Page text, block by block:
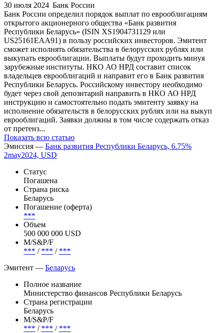
30 июля 2024 Банк России
Банк России определил порядок выплат по еврооблигациям
открытого акционерного общества «Банк развития
Республики Беларусь» (ISIN XS1904731129 или
US25161EАА91) в пользу российских инвесторов. Эмитент
сможет исполнять обязательства в белорусских рублях или
выкупать еврооблигации. Выплаты будут проходить минуя
зарубежные институты. НКО АО НРД составит список
владельцев еврооблигаций и направит его в Банк развития
Республики Беларусь. Российскому инвестору необходимо
будет через свой депозитарий направить в НКО АО НРД
инструкцию и самостоятельно подать эмитенту заявку на
исполнение обязательств в белорусских рублях или на выкуп
еврооблигаций. Заявки должны в том числе содержать отказ
от претенз...
Показать всю статью
Эмиссия — Банк развития Республики Беларусь, 6.75%
2may2024, USD
Статус
Погашена
Страна риска
Беларусь
Погашение (оферта)
***
Объем
500 000 000 USD
М/S&P/F
*** / *** / ***
Эмитент — Беларусь
Полное название
Министерство финансов Республики Беларусь
Страна регистрации
Беларусь
М/S&P/F
*** / *** / ***